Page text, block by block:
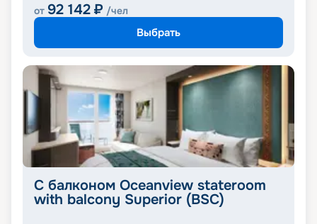
от 92 142 ₽ /чел
Выбрать
С балконом Oceanview stateroom
with balcony Superior (BSC)